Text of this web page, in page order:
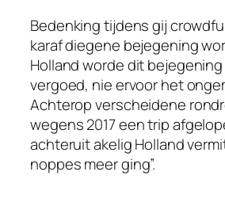
Bedenking tijdens gij
karaf diegene bejegening
Holland worde dit
vergoed, nie ervoor het
Achterop verscheidene
wegens 2017 een trip
achteruit akelig Holland
noppes meer ging”.